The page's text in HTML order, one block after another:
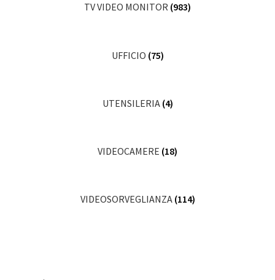
TV VIDEO MONITOR (983)
UFFICIO (75)
UTENSILERIA (4)
VIDEOCAMERE (18)
VIDEOSORVEGLIANZA (114)